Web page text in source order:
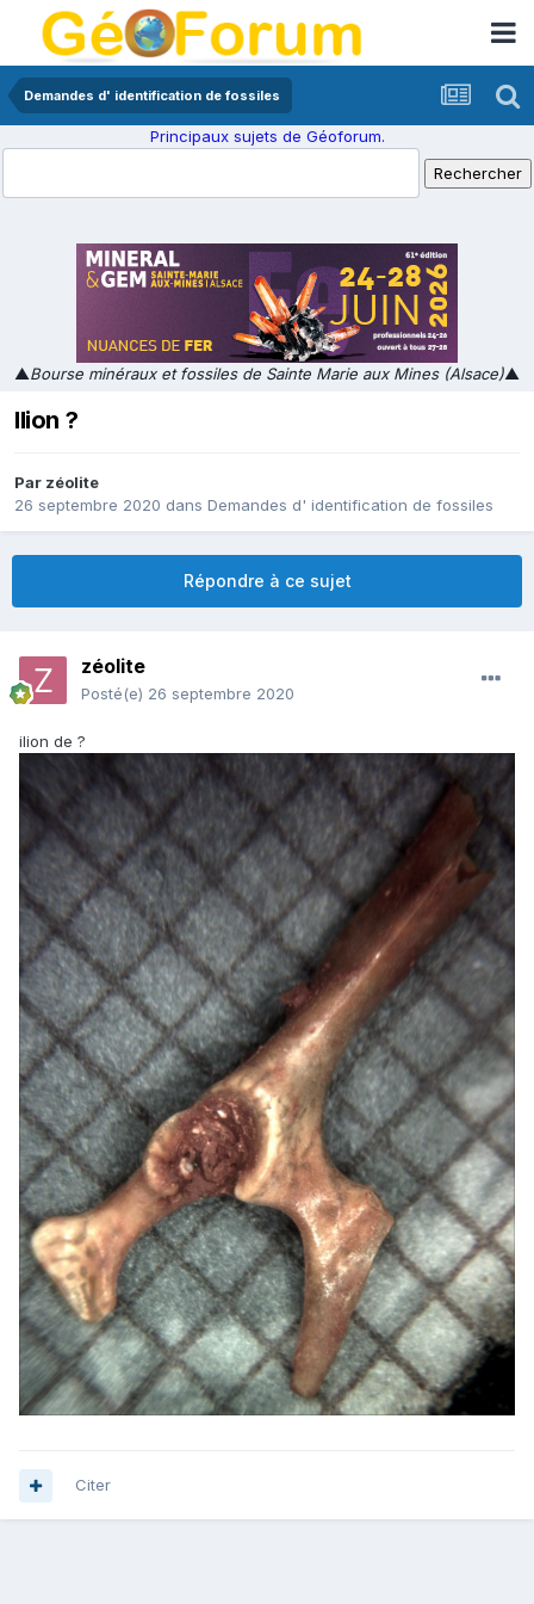
Demandes d' identification de fossiles
Principaux sujets de Géoforum.
▲Bourse minéraux et fossiles de Sainte Marie aux Mines (Alsace)▲
Ilion ?
Par zéolite
26 septembre 2020 dans Demandes d' identification de fossiles
Répondre à ce sujet
zéolite
Posté(e) 26 septembre 2020
ilion de ?
Citer